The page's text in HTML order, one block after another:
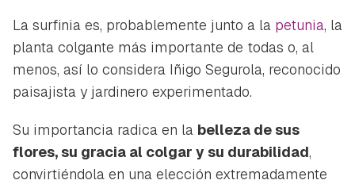
La surfinia es, probablemente junto a la petunia, la
planta colgante más importante de todas o, al
menos, así lo considera Iñigo Segurola, reconocido
paisajista y jardinero experimentado.
Su importancia radica en la belleza de sus
flores, su gracia al colgar y su durabilidad,
convirtiéndola en una elección extremadamente